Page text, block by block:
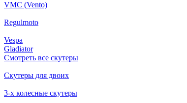
VMC (Vento)
Regulmoto
Vespa
Gladiator
Смотреть все скутеры
Скутеры для двоих
3-х колесные скутеры